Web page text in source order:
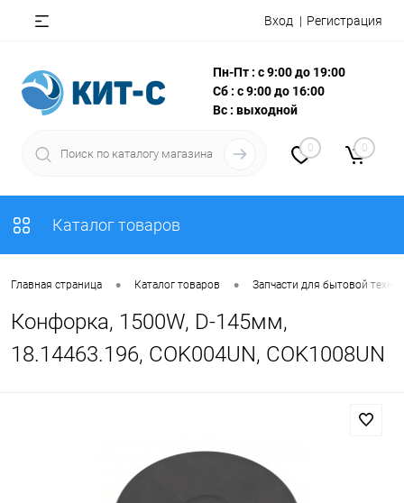
Вход Регистрация
Пн-Пт : с 9:00 до 19:00
Сб : с 9:00 до 16:00
Вс : выходной
0 0
Каталог товаров
Главная страница • Каталог товаров • Запчасти для бытовой
Конфорка, 1500W, D-145мм,
18.14463.196, COK004UN, COK1008UN